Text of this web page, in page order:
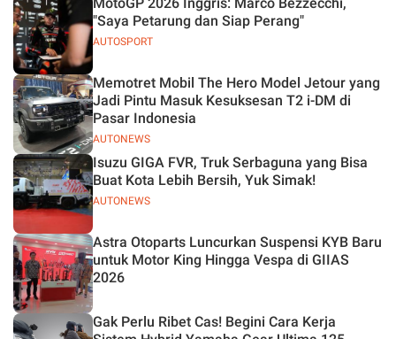
AUTOSPORT
"Saya Petarung dan Siap Perang"
AUTONEWS
Memotret Mobil The Hero Model Jetour yang
Jadi Pintu Masuk Kesuksesan T2 i-DM di
Pasar Indonesia
AUTONEWS
Isuzu GIGA FVR, Truk Serbaguna yang Bisa
Buat Kota Lebih Bersih, Yuk Simak!
Astra Otoparts Luncurkan Suspensi KYB Baru
untuk Motor King Hingga Vespa di GIIAS
2026
Gak Perlu Ribet Cas! Begini Cara Kerja